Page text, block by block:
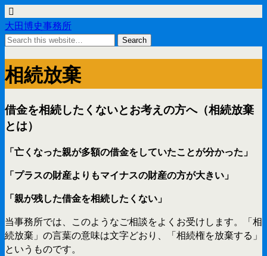
大田博史事務所
相続放棄
借金を相続したくないとお考えの方へ（相続放棄
とは）
「亡くなった親が多額の借金をしていたことが分かった」
「プラスの財産よりもマイナスの財産の方が大きい」
「親が残した借金を相続したくない」
当事務所では、このようなご相談をよくお受けします。「相
続放棄」の言葉の意味は文字どおり、「相続権を放棄する」
というものです。